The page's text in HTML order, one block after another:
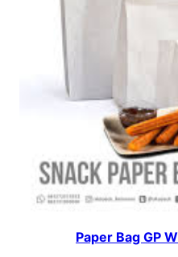
Paper Bag GP